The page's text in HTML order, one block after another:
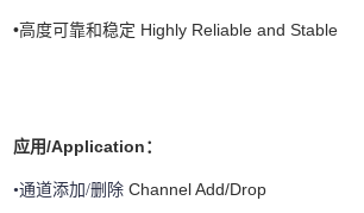
•高度可靠和稳定 Highly Reliable and Stable
应用/Application：
•通道添加/删除 Channel Add/Drop